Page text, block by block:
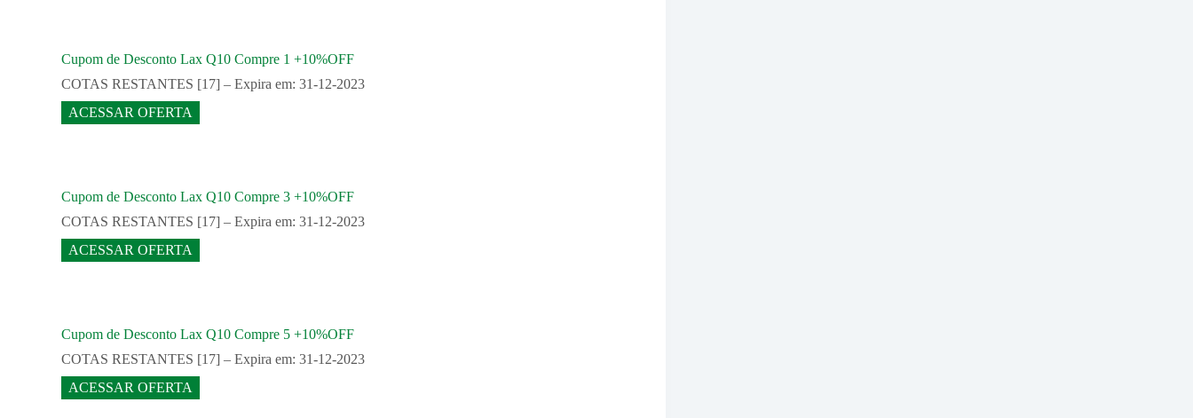
Cupom de Desconto Lax Q10 Compre 1 +10%OFF
COTAS RESTANTES [17] – Expira em: 31-12-2023
ACESSAR OFERTA
Cupom de Desconto Lax Q10 Compre 3 +10%OFF
COTAS RESTANTES [17] – Expira em: 31-12-2023
ACESSAR OFERTA
Cupom de Desconto Lax Q10 Compre 5 +10%OFF
COTAS RESTANTES [17] – Expira em: 31-12-2023
ACESSAR OFERTA